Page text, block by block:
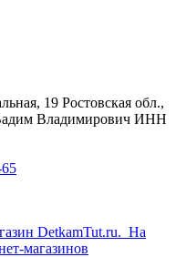
19 Ростовская обл.,
Владимирович ИНН
DetkamTut.ru. На
магазинов